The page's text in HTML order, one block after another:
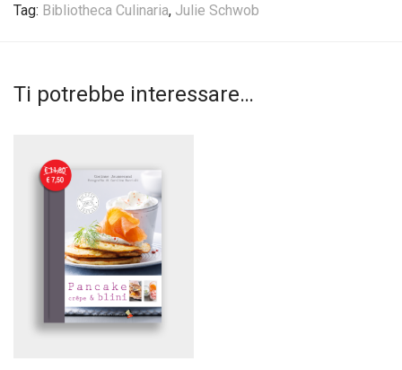
Tag: Bibliotheca Culinaria, Julie Schwob
Ti potrebbe interessare…